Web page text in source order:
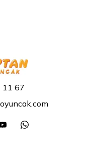
11 67